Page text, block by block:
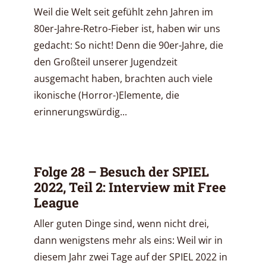
Weil die Welt seit gefühlt zehn Jahren im
80er-Jahre-Retro-Fieber ist, haben wir uns
gedacht: So nicht! Denn die 90er-Jahre, die
den Großteil unserer Jugendzeit
ausgemacht haben, brachten auch viele
ikonische (Horror-)Elemente, die
erinnerungswürdig...
Folge 28 – Besuch der SPIEL
2022, Teil 2: Interview mit Free
League
Aller guten Dinge sind, wenn nicht drei,
dann wenigstens mehr als eins: Weil wir in
diesem Jahr zwei Tage auf der SPIEL 2022 in